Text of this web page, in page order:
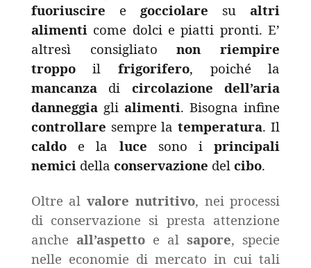
fuoriuscire e gocciolare sualtri
alimenti come dolci e piatti pronti. E’
altresì consigliatonon
riempire
troppoil frigorifero, poiché la
mancanzadi circolazione
dell’aria
danneggiagli alimenti. Bisogna infine
controllare sempre latemperatura. Il
caldoe la luce sono iprincipali
nemici della conservazione del cibo.
Oltre alvalore nutritivo, nei processi
di conservazione si presta attenzione
anche all’aspettoe alsapore, specie
nelle economie di mercato in cui tali